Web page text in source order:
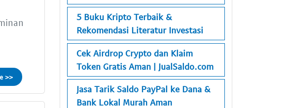
>>
5 Buku Kripto Terbaik &
Rekomendasi Literatur Investasi
Cek Airdrop Crypto dan Klaim
Token Gratis Aman | JualSaldo.com
Jasa Tarik Saldo PayPal ke Dana &
Bank Lokal Murah Aman